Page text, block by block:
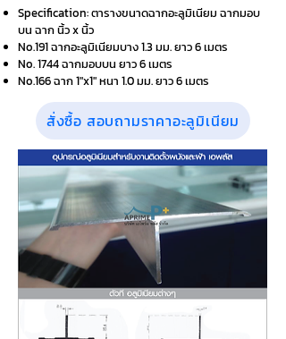
Specification: ตารางขนาดฉากอะลูมิเนียม ฉากมอบ
บน ฉาก นิ้ว x นิ้ว
No.191 ฉากอะลูมิเนียมบาง 1.3 มม. ยาว 6 เมตร
No. 1744 ฉากมอบบน ยาว 6 เมตร
No.166 ฉาก 1"x1" หนา 1.0 มม. ยาว 6 เมตร
สั่งซื้อ สอบถามราคาอะลูมิเนียม